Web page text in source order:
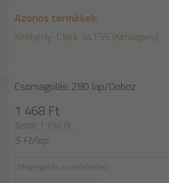
Azonos termékek:
Kimberly-Clark 34155 (Kimwipes)
Csomagolás: 280 lap/Doboz
1 468 Ft
Nettó: 1 156 Ft
5 Ft/lap